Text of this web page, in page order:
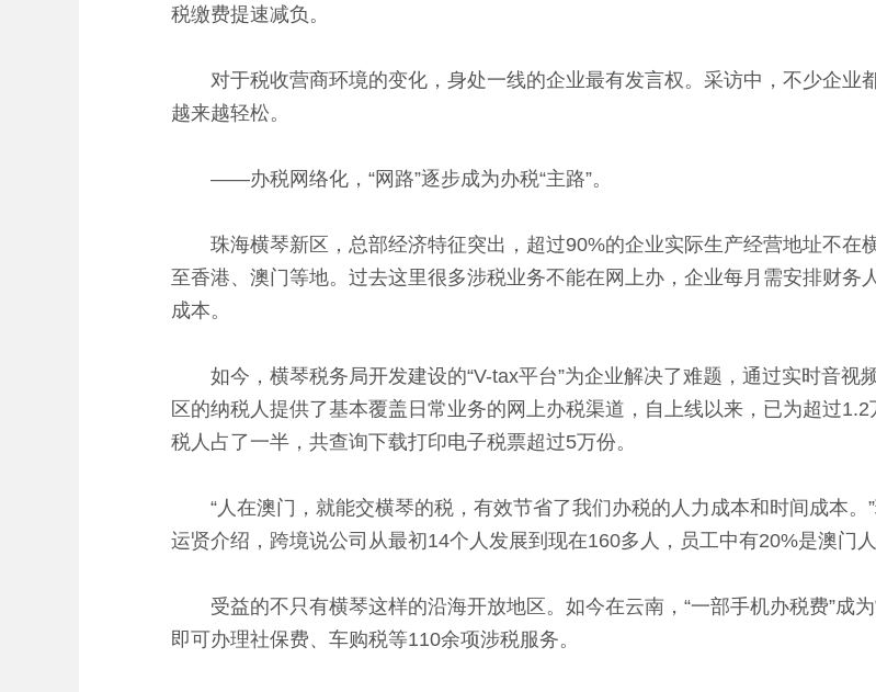
税缴费提速减负。
对于税收营商环境的变化，身处一线的企业最有发言权。采访中，不少企业
越来越轻松。
——办税网络化，“网路”逐步成为办税“主路”。
珠海横琴新区，总部经济特征突出，超过90%的企业实际生产经营地址不在
至香港、澳门等地。过去这里很多涉税业务不能在网上办，企业每月需安排财务
成本。
如今，横琴税务局开发建设的“V-tax平台”为企业解决了难题，通过实时音视
区的纳税人提供了基本覆盖日常业务的网上办税渠道，自上线以来，已为超过
税人占了一半，共查询下载打印电子税票超过5万份。
“人在澳门，就能交横琴的税，有效节省了我们办税的人力成本和时间成本。
运贤介绍，跨境说公司从最初14个人发展到现在160多人，员工中有20%是澳门
受益的不只有横琴这样的沿海开放地区。如今在云南，“一部手机办税费”成
即可办理社保费、车购税等110余项涉税服务。